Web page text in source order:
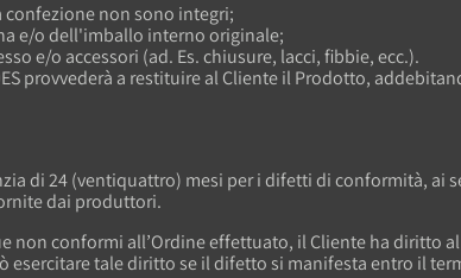
non sono integri;
e/o dell'imballo interno originale;
e/o accessori (ad. Es. chiusure, lacci, fibbie, ecc.).
provvederà a restituire al Cliente il Prodotto,
di 24 (ventiquattro) mesi per i difetti di conformità, ai
dai produttori.
non conformi all’Ordine effettuato, il Cliente ha diritto
tale diritto se il difetto si manifesta entro il